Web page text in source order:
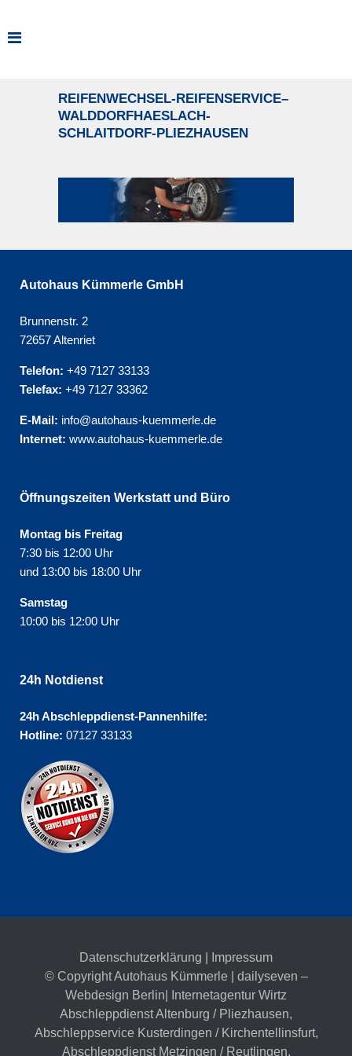
REIFENWECHSEL-REIFENSERVICE–
WALDDORFHAESLACH-
SCHLAITDORF-PLIEZHAUSEN
Autohaus Kümmerle GmbH
Brunnenstr. 2
72657 Altenriet
Telefon: +49 7127 33133
Telefax: +49 7127 33362
E-Mail: info@autohaus-kuemmerle.de
Internet: www.autohaus-kuemmerle.de
Öffnungszeiten Werkstatt und Büro
Montag bis Freitag
7:30 bis 12:00 Uhr
und 13:00 bis 18:00 Uhr
Samstag
10:00 bis 12:00 Uhr
24h Notdienst
24h Abschleppdienst-Pannenhilfe:
Hotline: 07127 33133
Datenschutzerklärung
Impressum
© Copyright Autohaus Kümmerle | dailyseven –
Webdesign Berlin | Internetagentur Wirtz
Abschleppdienst Altenburg / Pliezhausen,
Abschleppservice Kusterdingen / Kirchentellinsfurt,
Abschleppdienst Metzingen / Reutlingen,